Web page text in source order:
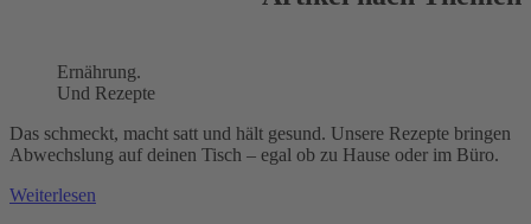
Ernährung.
Und Rezepte
Das schmeckt, macht satt und hält gesund. Unsere Rezepte bringen
Abwechslung auf deinen Tisch – egal ob zu Hause oder im Büro.
Weiterlesen